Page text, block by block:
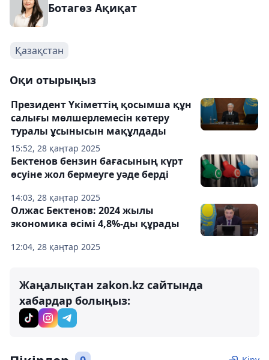
Ботагөз Ақиқат
Қазақстан
Оқи отырыңыз
15:52, 28 қаңтар 2025
Президент Үкіметтің қосымша құн
салығы мөлшерлемесін көтеру
туралы ұсынысын мақұлдады
14:03, 28 қаңтар 2025
Бектенов бензин бағасының күрт
өсуіне жол бермеуге уәде берді
12:04, 28 қаңтар 2025
Олжас Бектенов: 2024 жылы
экономика өсімі 4,8%-ды құрады
Жаңалықтан zakon.kz сайтында
хабардар болыңыз: